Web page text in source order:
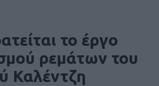
το έργο
ρεμάτων του
Καλέντζη